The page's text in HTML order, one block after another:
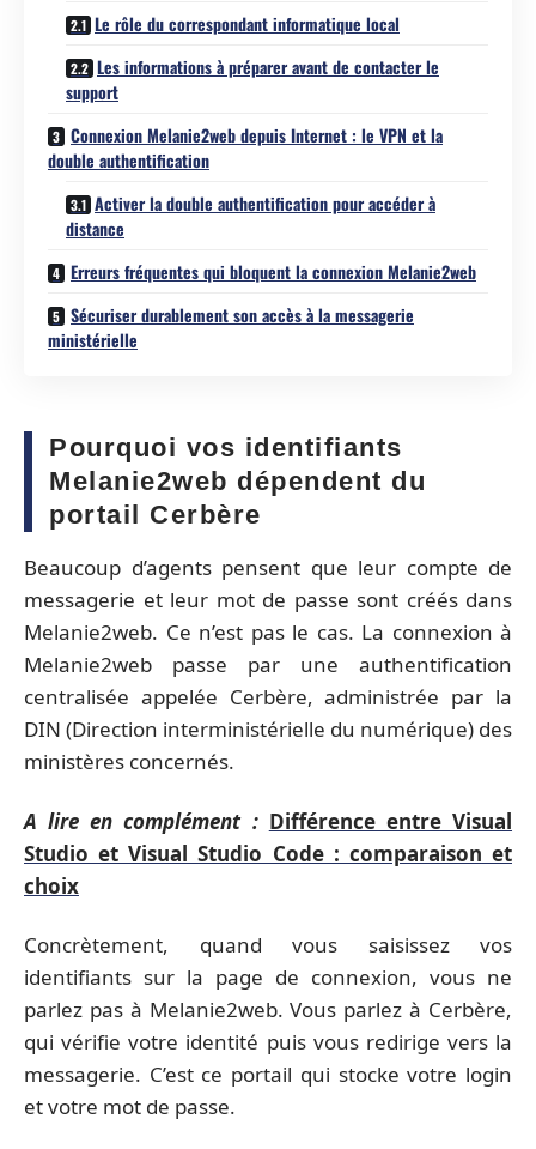
Le rôle du correspondant informatique local
Les informations à préparer avant de contacter le
support
Connexion Melanie2web depuis Internet : le VPN et la
double authentification
Activer la double authentification pour accéder à
distance
Erreurs fréquentes qui bloquent la connexion Melanie2web
Sécuriser durablement son accès à la messagerie
ministérielle
Pourquoi vos identifiants
Melanie2web dépendent du
portail Cerbère
Beaucoup d’agents pensent que leur compte de
messagerie et leur mot de passe sont créés dans
Melanie2web. Ce n’est pas le cas. La connexion à
Melanie2web passe par une authentification
centralisée appelée Cerbère, administrée par la
DIN (Direction interministérielle du numérique) des
ministères concernés.
A lire en complément : Différence entre Visual
Studio et Visual Studio Code : comparaison et
choix
Concrètement, quand vous saisissez vos
identifiants sur la page de connexion, vous ne
parlez pas à Melanie2web. Vous parlez à Cerbère,
qui vérifie votre identité puis vous redirige vers la
messagerie. C’est ce portail qui stocke votre login
et votre mot de passe.